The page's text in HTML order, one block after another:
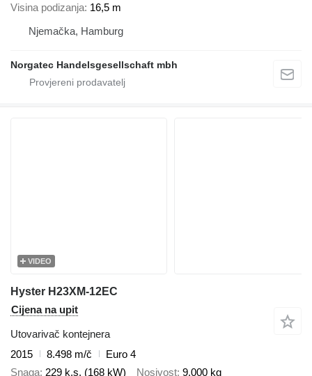
Visina podizanja 16,5 m
Njemačka, Hamburg
Norgatec Handelsgesellschaft mbh
VIDEO
Hyster H23XM-12EC
Cijena na upit
Utovarivač kontejnera
2015
8.498 m/č
Euro 4
Snaga 229 k.s. (168 kW) Nosivost 9.000 kg